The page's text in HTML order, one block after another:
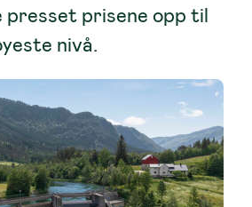
presset prisene opp til
nivå.